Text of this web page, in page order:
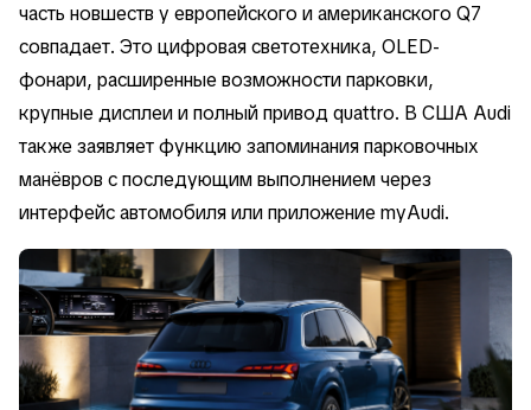
часть новшеств у европейского и американского Q7
совпадает. Это цифровая светотехника, OLED-
фонари, расширенные возможности парковки,
крупные дисплеи и полный привод quattro. В США Audi
также заявляет функцию запоминания парковочных
манёвров с последующим выполнением через
интерфейс автомобиля или приложение myAudi.